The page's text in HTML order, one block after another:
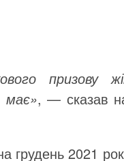
призову
має», — сказав
грудень 2021